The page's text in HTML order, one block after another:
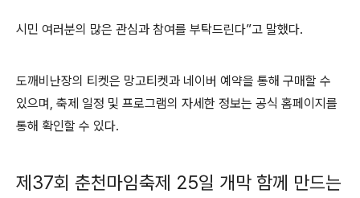
시민 여러분의 많은 관심과 참여를 부탁드린다”고 말했다.
도깨비난장의 티켓은 망고티켓과 네이버 예약을 통해 구매할 수
있으며, 축제 일정 및 프로그램의 자세한 정보는 공식 홈페이지를
통해 확인할 수 있다.
제37회 춘천마임축제 25일 개막 함께 만드는